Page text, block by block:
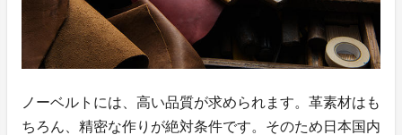
ノーベルトには、高い品質が求められます。革素材はも
ちろん、精密な作りが絶対条件です。そのため日本国内